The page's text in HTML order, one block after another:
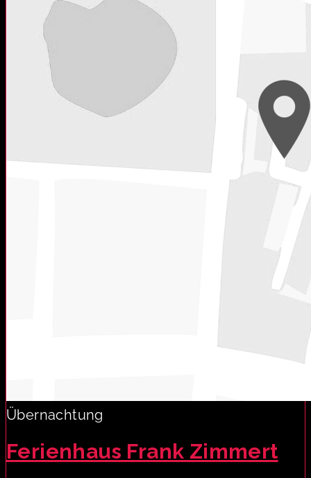
Übernachtung
Ferienhaus Frank Zimmert